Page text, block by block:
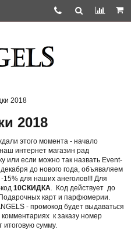
2018
2018
этого момента - начало
интернет магазин рад
или если можно так назвать Event-
до нового года, объяваляем
15% для наших анеголов!!! Для
10СКИДКА . Код действует до
карт и парфюмерии.
- промокод будет выдаваться
к заказу номер
сумму.